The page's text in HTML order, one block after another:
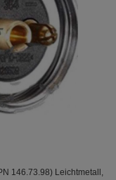
146.73.98) Leichtmetall,